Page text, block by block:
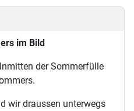
im Bild
der Sommerfülle
wir draussen unterwegs